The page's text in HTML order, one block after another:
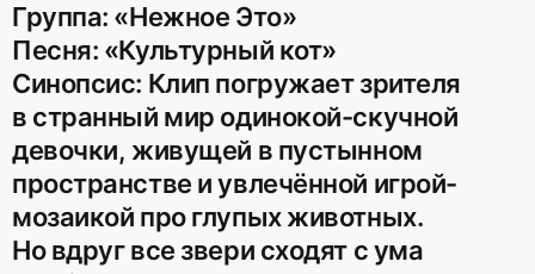
Группа: «Нежное Это»
Песня: «Культурный кот»
Синопсис: Клип погружает зрителя
в странный мир одинокой-скучной
девочки, живущей в пустынном
пространстве и увлечённой игрой-
мозаикой про глупых животных.
Но вдруг все звери сходят с ума